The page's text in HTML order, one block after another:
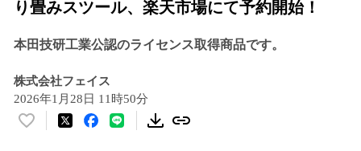
り畳みスツール、楽天市場にて予約開始！
本田技研工業公認のライセンス取得商品です。
株式会社フェイス
2026年1月28日 11時50分
い